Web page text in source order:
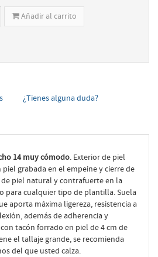
Añadir al carrito
¿Tienes alguna duda?
14 muy cómodo. Exterior de piel
grabada en el empeine y cierre de
piel natural y contrafuerte en la
para cualquier tipo de plantilla. Suela
aporta máxima ligereza, resistencia a
además de adherencia y
tacón forrado en piel de 4 cm de
el tallaje grande, se recomienda
del que usted calza.